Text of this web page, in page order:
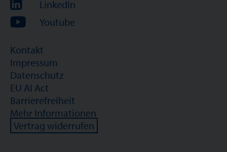
LinkedIn
Youtube
Kontakt
Impressum
Datenschutz
EU AI Act
Barrierefreiheit
Mehr Informationen
Vertrag widerrufen